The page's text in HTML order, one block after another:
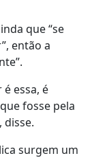
que “se
então a
essa, é
fosse pela
disse.
surgem um